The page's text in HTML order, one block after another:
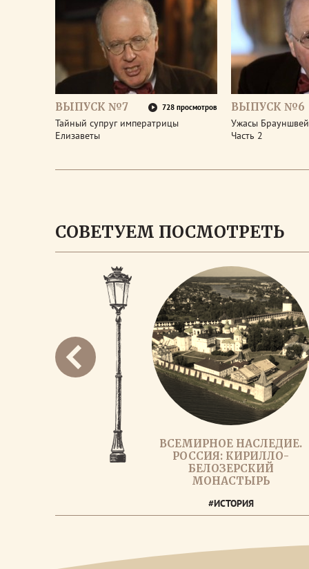
ВЫПУСК №7 728 просмотров
Тайный супруг императрицы
Елизаветы
ВЫПУСК №6
Ужасы
Часть 2
СОВЕТУЕМ ПОСМОТРЕТЬ
ВСЕМИРНОЕ НАСЛЕДИЕ.
РОССИЯ: КИРИЛЛО-
БЕЛОЗЕРСКИЙ
МОНАСТЫРЬ
#ИСТОРИЯ